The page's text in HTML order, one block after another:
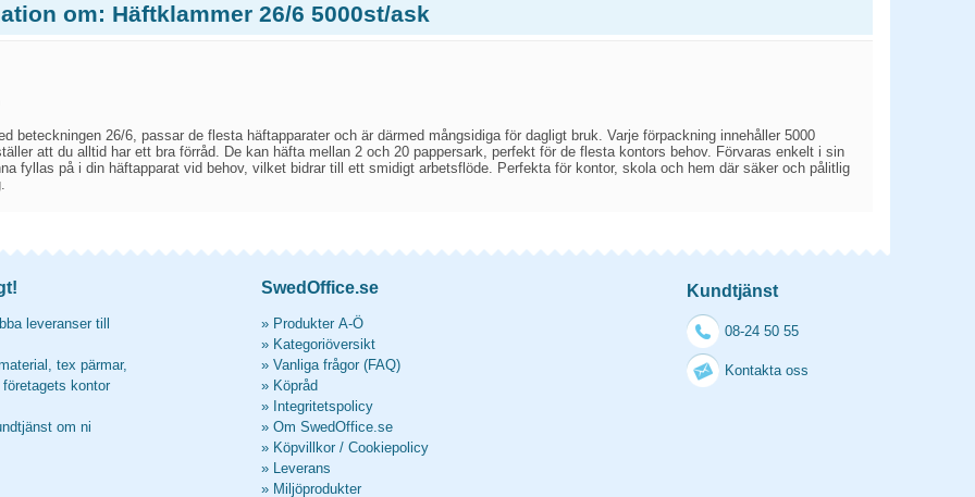
om: Häftklammer 26/6 5000st/ask
beteckningen 26/6, passar de flesta häftapparater och är därmed mångsidiga för dagligt bruk. Varje förpackning innehåller 5000
att du alltid har ett bra förråd. De kan häfta mellan 2 och 20 pappersark, perfekt för de flesta kontors behov. Förvaras enkelt i sin
fyllas på i din häftapparat vid behov, vilket bidrar till ett smidigt arbetsflöde. Perfekta för kontor, skola och hem där säker och pålitlig
leveranser till
tex pärmar,
kontor
om ni
SwedOffice.se
» Produkter A-Ö
» Kategoriöversikt
» Vanliga frågor (FAQ)
» Köpråd
» Integritetspolicy
» Om SwedOffice.se
» Köpvillkor / Cookiepolicy
» Leverans
» Miljöprodukter
Kundtjänst
08-24 50 55
Kontakta oss